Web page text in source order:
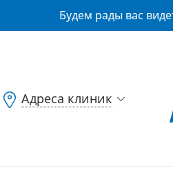
Будем рады вас
Адреса клиник